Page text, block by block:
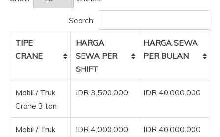
Search:
TIPE
CRANE
HARGA
SEWA PER
SHIFT
HARGA SEWA
PER BULAN
Mobil / Truk
Crane 3 ton
IDR 3.500.000 IDR 40.000.000
Mobil / Truk
IDR 4.000.000 IDR 40.000.000